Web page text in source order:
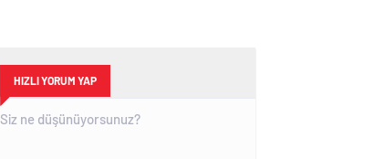
HIZLI YORUM YAP